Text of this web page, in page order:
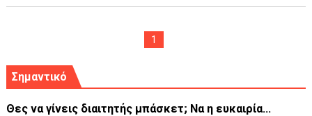
1
Σημαντικό
Θες να γίνεις διαιτητής μπάσκετ; Να η ευκαιρία...